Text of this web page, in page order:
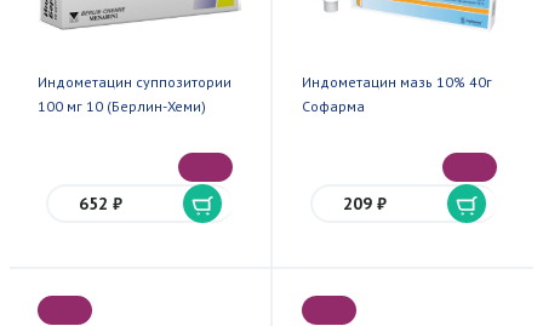
Индометацин суппозитории
100 мг 10 (Берлин-Хеми)
652 ₽
Индометацин мазь 10% 40г
Софарма
209 ₽